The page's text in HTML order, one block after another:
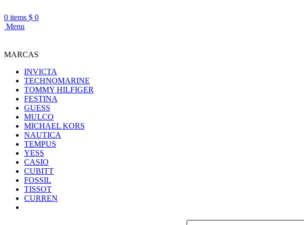
0 items $ 0
Menu
MARCAS
INVICTA
TECHNOMARINE
TOMMY HILFIGER
FESTINA
GUESS
MULCO
MICHAEL KORS
NAUTICA
TEMPUS
YESS
CASIO
CUBITT
FOSSIL
TISSOT
CURREN
Búsqueda